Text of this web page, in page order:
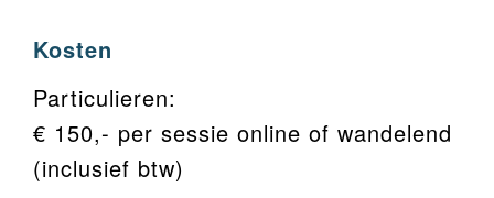
Kosten
Particulieren:
€ 150,- per sessie online of wandelend
(inclusief btw)